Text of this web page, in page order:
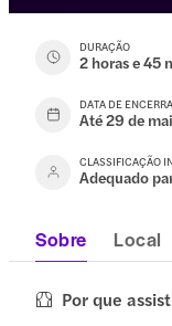
DURAÇÃO
2 horas e 45
DATA DE
Até 29 de
CLASSIFICAÇÃO
Adequado
Sobre Local
Por que